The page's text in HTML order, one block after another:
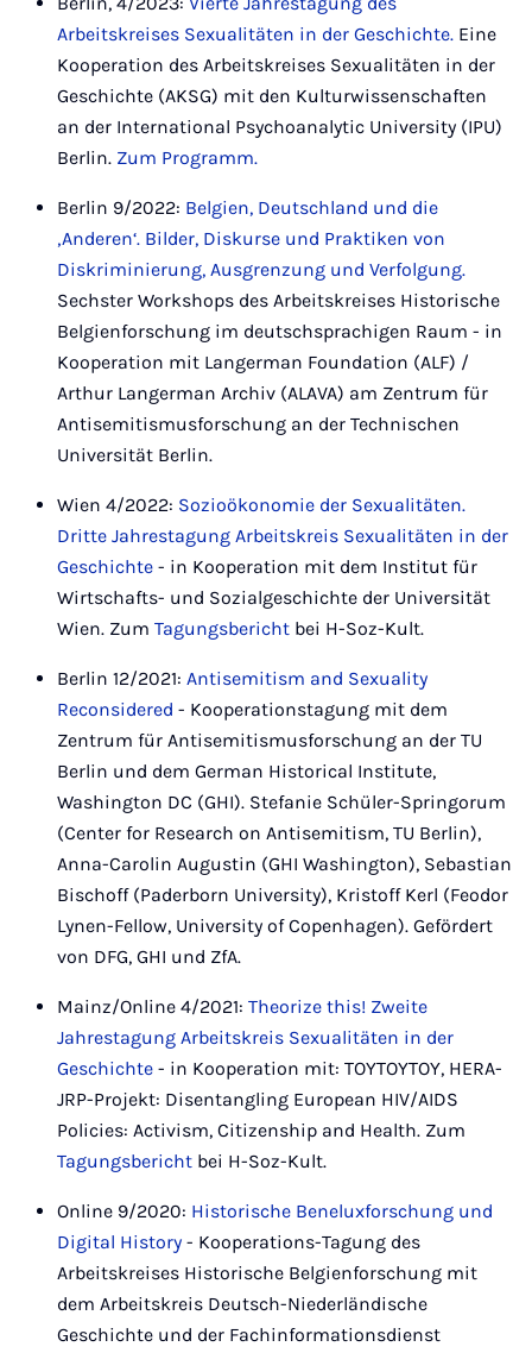
Arbeitskreises Sexualitäten in der Geschichte. Eine
Kooperation des Arbeitskreises Sexualitäten in der
Geschichte (AKSG) mit den Kulturwissenschaften
an der International Psychoanalytic University (IPU)
Berlin. Zum Programm.
Berlin 9/2022: Belgien, Deutschland und die
‚Anderen‘. Bilder, Diskurse und Praktiken von
Diskriminierung, Ausgrenzung und Verfolgung.
Sechster Workshops des Arbeitskreises Historische
Belgienforschung im deutschsprachigen Raum - in
Kooperation mit Langerman Foundation (ALF) /
Arthur Langerman Archiv (ALAVA) am Zentrum für
Antisemitismusforschung an der Technischen
Universität Berlin.
Wien 4/2022: Sozioökonomie der Sexualitäten.
Dritte Jahrestagung Arbeitskreis Sexualitäten in der
Geschichte - in Kooperation mit dem Institut für
Wirtschafts- und Sozialgeschichte der Universität
Wien. Zum Tagungsbericht bei H-Soz-Kult.
Berlin 12/2021: Antisemitism and Sexuality
Reconsidered - Kooperationstagung mit dem
Zentrum für Antisemitismusforschung an der TU
Berlin und dem German Historical Institute,
Washington DC (GHI). Stefanie Schüler-Springorum
(Center for Research on Antisemitism, TU Berlin),
Anna-Carolin Augustin (GHI Washington), Sebastian
Bischoff (Paderborn University), Kristoff Kerl (Feodor
Lynen-Fellow, University of Copenhagen). Gefördert
von DFG, GHI und ZfA.
Mainz/Online 4/2021: Theorize this! Zweite
Jahrestagung Arbeitskreis Sexualitäten in der
Geschichte - in Kooperation mit: TOYTOYTOY, HERA-
JRP-Projekt: Disentangling European HIV/AIDS
Policies: Activism, Citizenship and Health. Zum
Tagungsbericht bei H-Soz-Kult.
Online 9/2020: Historische Beneluxforschung und
Digital History - Kooperations-Tagung des
Arbeitskreises Historische Belgienforschung mit
dem Arbeitskreis Deutsch-Niederländische
Geschichte und der Fachinformationsdienst